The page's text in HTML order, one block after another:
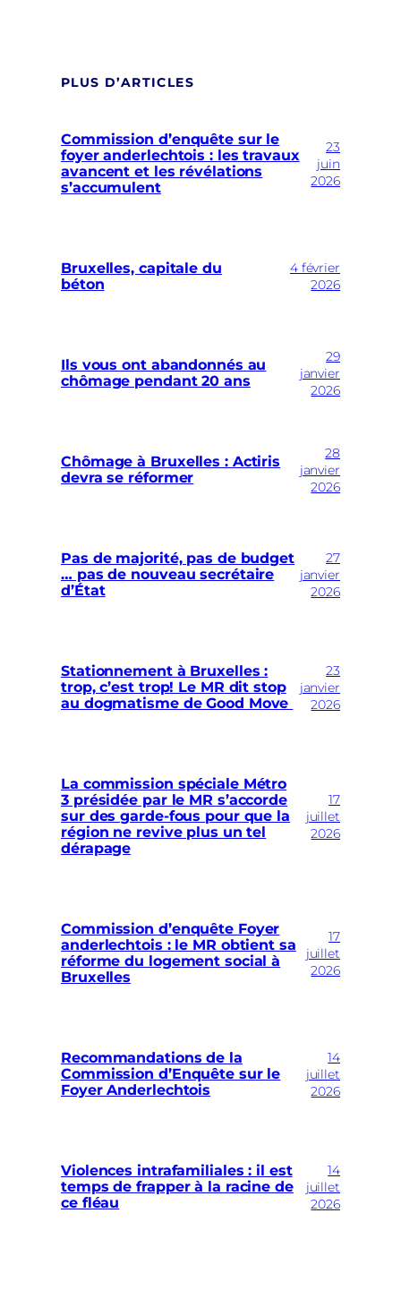
PLUS D’ARTICLES
Commission d’enquête sur le
foyer anderlechtois : les travaux
avancent et les révélations
s’accumulent
23
juin
2026
Bruxelles, capitale du
béton
4 février
2026
Ils vous ont abandonnés au
chômage pendant 20 ans
29
janvier
2026
Chômage à Bruxelles : Actiris
devra se réformer
28
janvier
2026
Pas de majorité, pas de budget
… pas de nouveau secrétaire
d’État
27
janvier
2026
Stationnement à Bruxelles :
trop, c’est trop! Le MR dit stop
au dogmatisme de Good Move
23
janvier
2026
La commission spéciale Métro
3 présidée par le MR s’accorde
sur des garde-fous pour que la
région ne revive plus un tel
dérapage
17
juillet
2026
Commission d’enquête Foyer
anderlechtois : le MR obtient sa
réforme du logement social à
Bruxelles
17
juillet
2026
Recommandations de la
Commission d’Enquête sur le
Foyer Anderlechtois
14
juillet
2026
Violences intrafamiliales : il est
temps de frapper à la racine de
ce fléau
14
juillet
2026